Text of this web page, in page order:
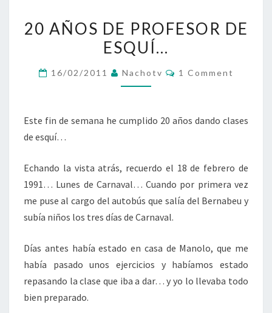
AÑOS
DE
20 AÑOS DE PROFESOR DE
ESQUÍ…
16/02/2011 Nachotv Comments
1 Comment
Este fin de semana he cumplido 20 años dando clases
de esquí…
Echando la vista atrás, recuerdo el 18 de febrero de
1991… Lunes de Carnaval… Cuando por primera vez
me puse al cargo del autobús que salía del Bernabeu y
subía niños los tres días de Carnaval.
Días antes había estado en casa de Manolo, que me
había pasado unos ejercicios y habíamos estado
repasando la clase que iba a dar… y yo lo llevaba todo
bien preparado.